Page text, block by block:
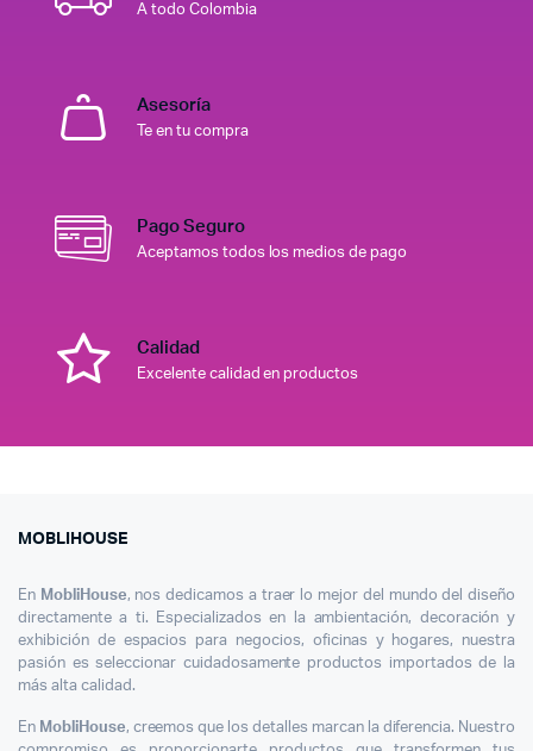
A todo Colombia
Asesoría
Te en tu compra
Pago Seguro
Aceptamos todos los medios de pago
Calidad
Excelente calidad en productos
MOBLIHOUSE
En MobliHouse, nos dedicamos a traer lo mejor del mundo del diseño
directamente a ti. Especializados en la ambientación, decoración y
exhibición de espacios para negocios, oficinas y hogares, nuestra
pasión es seleccionar cuidadosamente productos importados de la
más alta calidad.
En MobliHouse, creemos que los detalles marcan la diferencia. Nuestro